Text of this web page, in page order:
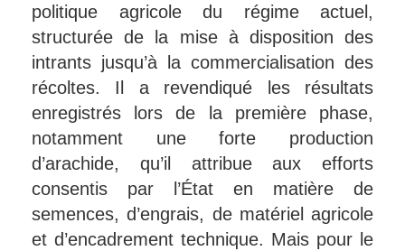
politique agricole du régime actuel,
structurée de la mise à disposition des
intrants jusqu’à la commercialisation des
récoltes. Il a revendiqué les résultats
enregistrés lors de la première phase,
notamment une forte production
d’arachide, qu’il attribue aux efforts
consentis par l’État en matière de
semences, d’engrais, de matériel agricole
et d’encadrement technique. Mais pour le